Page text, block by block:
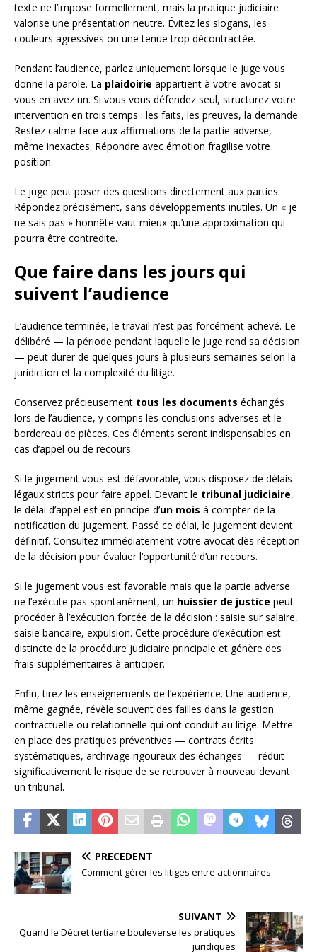
texte ne l’impose formellement, mais la pratique judiciaire
valorise une présentation neutre. Évitez les slogans, les
couleurs agressives ou une tenue trop décontractée.
Pendant l’audience, parlez uniquement lorsque le juge vous
donne la parole. La plaidoirie appartient à votre avocat si
vous en avez un. Si vous vous défendez seul, structurez votre
intervention en trois temps : les faits, les preuves, la demande.
Restez calme face aux affirmations de la partie adverse,
même inexactes. Répondre avec émotion fragilise votre
position.
Le juge peut poser des questions directement aux parties.
Répondez précisément, sans développements inutiles. Un « je
ne sais pas » honnête vaut mieux qu’une approximation qui
pourra être contredite.
Que faire dans les jours qui
suivent l’audience
L’audience terminée, le travail n’est pas forcément achevé. Le
délibéré — la période pendant laquelle le juge rend sa décision
— peut durer de quelques jours à plusieurs semaines selon la
juridiction et la complexité du litige.
Conservez précieusement tous les documents échangés
lors de l’audience, y compris les conclusions adverses et le
bordereau de pièces. Ces éléments seront indispensables en
cas d’appel ou de recours.
Si le jugement vous est défavorable, vous disposez de délais
légaux stricts pour faire appel. Devant le tribunal judiciaire,
le délai d’appel est en principe d’un mois à compter de la
notification du jugement. Passé ce délai, le jugement devient
définitif. Consultez immédiatement votre avocat dès réception
de la décision pour évaluer l’opportunité d’un recours.
Si le jugement vous est favorable mais que la partie adverse
ne l’exécute pas spontanément, un huissier de justice peut
procéder à l’exécution forcée de la décision : saisie sur salaire,
saisie bancaire, expulsion. Cette procédure d’exécution est
distincte de la procédure judiciaire principale et génère des
frais supplémentaires à anticiper.
Enfin, tirez les enseignements de l’expérience. Une audience,
même gagnée, révèle souvent des failles dans la gestion
contractuelle ou relationnelle qui ont conduit au litige. Mettre
en place des pratiques préventives — contrats écrits
systématiques, archivage rigoureux des échanges — réduit
significativement le risque de se retrouver à nouveau devant
un tribunal.
PRÉCÉDENT
Comment gérer les litiges entre actionnaires
SUIVANT
Quand le Décret tertiaire bouleverse les pratiques
juridiques